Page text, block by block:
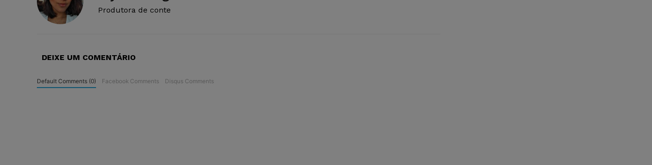
Produtora de conte
DEIXE UM COMENTÁRIO
Default Comments (0) Facebook Comments Disqus Comments